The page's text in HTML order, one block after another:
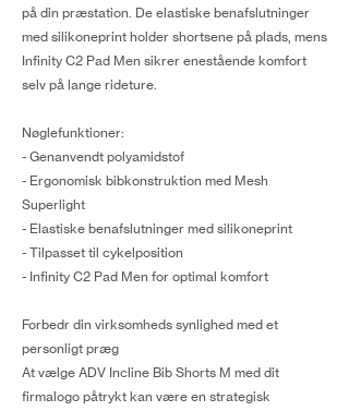
på din præstation. De elastiske benafslutninger
med silikoneprint holder shortsene på plads, mens
Infinity C2 Pad Men sikrer enestående komfort
selv på lange rideture.
Nøglefunktioner:
- Genanvendt polyamidstof
- Ergonomisk bibkonstruktion med Mesh
Superlight
- Elastiske benafslutninger med silikoneprint
- Tilpasset til cykelposition
- Infinity C2 Pad Men for optimal komfort
Forbedr din virksomheds synlighed med et
personligt præg
At vælge ADV Incline Bib Shorts M med dit
firmalogo påtrykt kan være en strategisk